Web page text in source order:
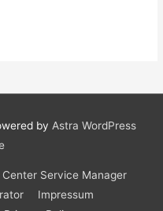
by Astra WordPress
Service Manager
Impressum